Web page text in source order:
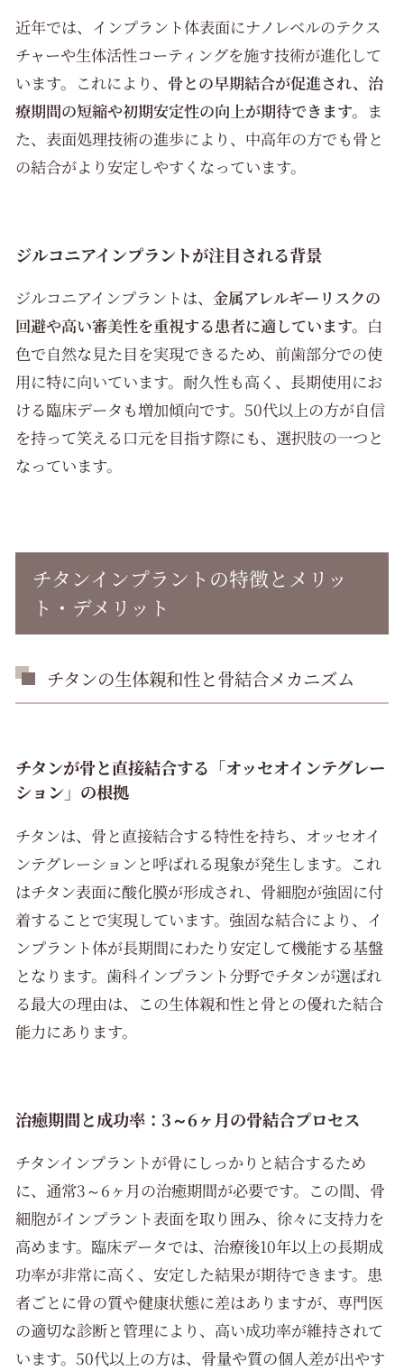
近年では、インプラント体表面にナノレベルのテクス
チャーや生体活性コーティングを施す技術が進化して
います。これにより、 骨との早期結合が促進され、治
療期間の短縮や初期安定性の向上が期待できます。 ま
た、表面処理技術の進歩により、中高年の方でも骨と
の結合がより安定しやすくなっています。
ジルコニアインプラントが注目される背景
ジルコニアインプラントは、金属アレルギーリスクの
回避や高い審美性を重視する患者に適しています。 白
色で自然な見た目を実現できるため、前歯部分での使
用に特に向いています。耐久性も高く、長期使用にお
ける臨床データも増加傾向です。50代以上の方が自信
を持って笑える口元を目指す際にも、選択肢の一つと
なっています。
チタンインプラントの特徴とメリッ
ト・デメリット
チタンの生体親和性と骨結合メカニズム
チタンが骨と直接結合する「オッセオインテグレー
ション」の根拠
チタンは、骨と直接結合する特性を持ち、オッセオイ
ンテグレーションと呼ばれる現象が発生します。これ
はチタン表面に酸化膜が形成され、骨細胞が強固に付
着することで実現しています。強固な結合により、イ
ンプラント体が長期間にわたり安定して機能する基盤
となります。歯科インプラント分野でチタンが選ばれ
る最大の理由は、この生体親和性と骨との優れた結合
能力にあります。
治癒期間と成功率：3～6ヶ月の骨結合プロセス
チタンインプラントが骨にしっかりと結合するため
に、通常3～6ヶ月の治癒期間が必要です。この間、骨
細胞がインプラント表面を取り囲み、徐々に支持力を
高めます。臨床データでは、治療後10年以上の長期成
功率が非常に高く、安定した結果が期待できます。患
者ごとに骨の質や健康状態に差はありますが、専門医
の適切な診断と管理により、高い成功率が維持されて
います。50代以上の方は、骨量や質の個人差が出やす